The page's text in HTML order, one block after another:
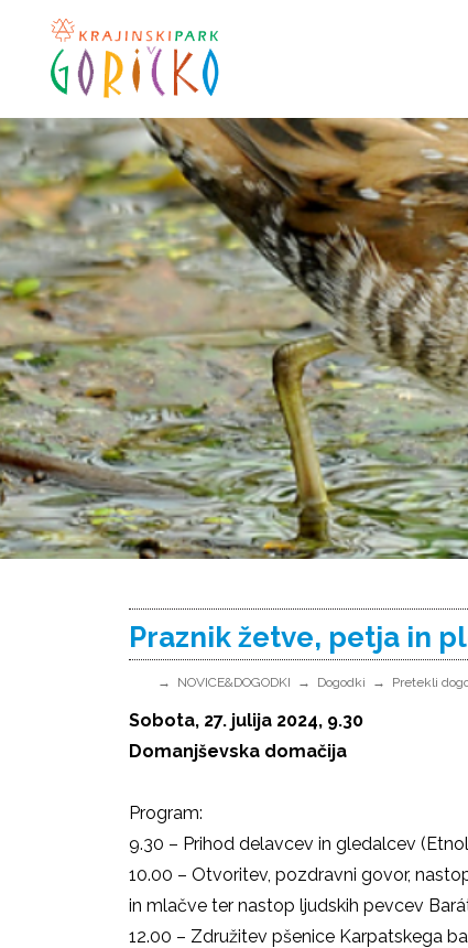
Praznik žetve, petja in
NOVICE&DOGODKI Dogodki Pretekli
Sobota, 27. julija 2024, 9.30
Domanjševska domačija
Program:
9.30 – Prihod delavcev in gledalcev
10.00 – Otvoritev, pozdravni govor,
in mlačve ter nastop ljudskih pevcev
12.00 – Združitev pšenice Karpatskega